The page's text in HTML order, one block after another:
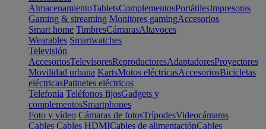
AlmacenamientoTabletsComplementosPortátilesImpresoras
Gaming & streaming Monitores gamingAccesorios
Smart home TimbresCámarasAltavoces
Wearables Smartwatches
Televisión
AccesoriosTelevisoresReproductoresAdaptadoresProyectores
Movilidad urbana KartsMotos eléctricasAccesoriosBicicletas
eléctricasPatinetes eléctricos
Telefonía Teléfonos fijosGadgets y
complementosSmartphones
Foto y vídeo Cámaras de fotosTrípodesVideocámaras
Cables Cables HDMICables de alimentaciónCables